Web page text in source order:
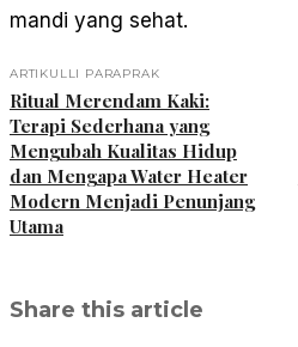
mandi yang sehat.
ARTIKULLI PARAPRAK
Ritual Merendam Kaki:
Terapi Sederhana yang
Mengubah Kualitas Hidup
dan Mengapa Water Heater
Modern Menjadi Penunjang
Utama
Share this article